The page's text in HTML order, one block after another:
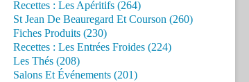
Recettes : Les Apéritifs (264)
St Jean De Beauregard Et Courson (260)
Fiches Produits (230)
Recettes : Les Entrées Froides (224)
Les Thés (208)
Salons Et Événements (201)